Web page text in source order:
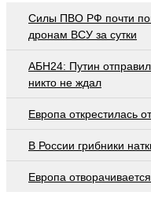
Cилы ПВО РФ почти
дронам ВСУ за сутки
АБН24: Путин
никто не ждал
Европа открестилась
В России грибники
Европа